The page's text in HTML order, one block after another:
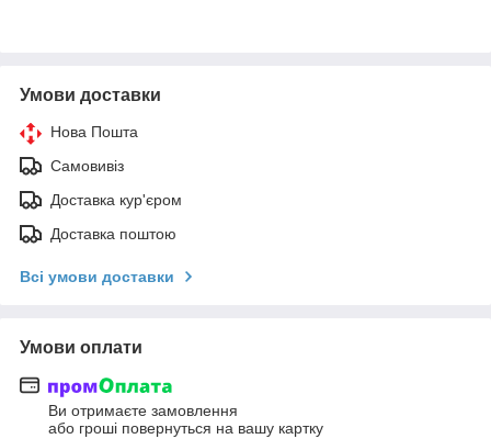
Умови доставки
Нова Пошта
Самовивіз
Доставка кур'єром
Доставка поштою
Всі умови доставки
Умови оплати
Ви отримаєте замовлення
або гроші повернуться на вашу картку